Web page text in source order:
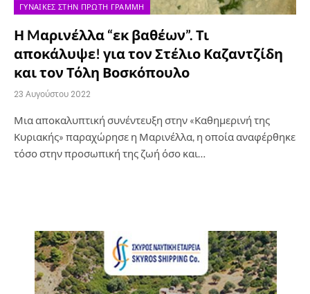
ΓΥΝΑΊΚΕΣ ΣΤΗΝ ΠΡΏΤΗ ΓΡΑΜΜΉ
Η Mαρινέλλα “εκ βαθέων”. Τι
αποκάλυψε! για τον Στέλιο Καζαντζίδη
και τον Τόλη Βοσκόπουλο
23 Αυγούστου 2022
Μια αποκαλυπτική συνέντευξη στην «Καθημερινή της
Κυριακής» παραχώρησε η Μαρινέλλα, η οποία αναφέρθηκε
τόσο στην προσωπική της ζωή όσο και…